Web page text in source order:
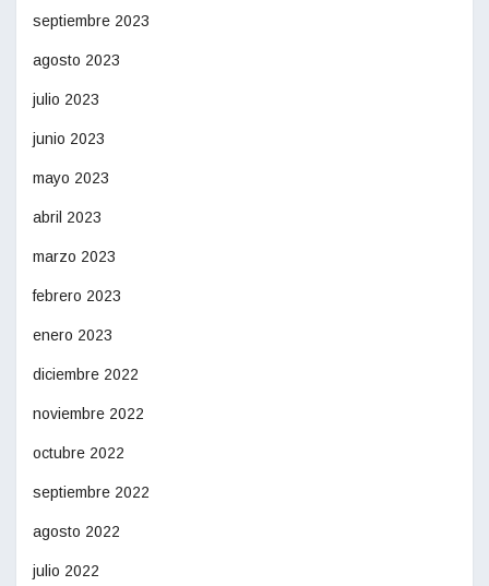
septiembre 2023
agosto 2023
julio 2023
junio 2023
mayo 2023
abril 2023
marzo 2023
febrero 2023
enero 2023
diciembre 2022
noviembre 2022
octubre 2022
septiembre 2022
agosto 2022
julio 2022